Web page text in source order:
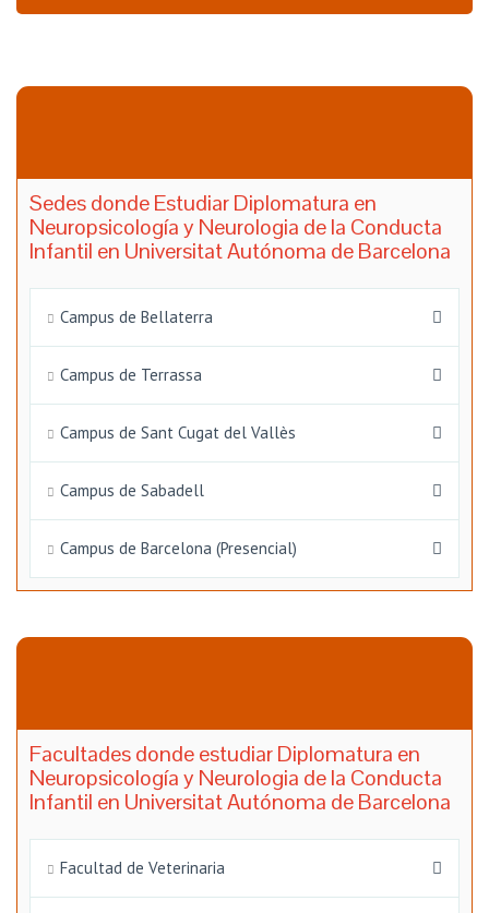
Sedes donde Estudiar Diplomatura en
Neuropsicología y Neurologia de la Conducta
Infantil en Universitat Autónoma de Barcelona
Campus de Bellaterra
Campus de Terrassa
Campus de Sant Cugat del Vallès
Campus de Sabadell
Campus de Barcelona (Presencial)
Facultades donde estudiar Diplomatura en
Neuropsicología y Neurologia de la Conducta
Infantil en Universitat Autónoma de Barcelona
Facultad de Veterinaria